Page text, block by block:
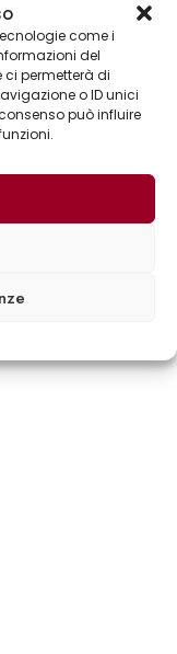
come i
del
permetterà di
o ID unici
può influire